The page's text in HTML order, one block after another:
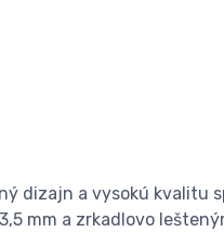
dizajn a vysokú kvalitu
mm a zrkadlovo